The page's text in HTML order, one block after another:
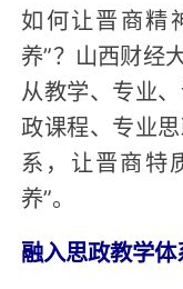
如何让晋商精
养”？山西财经
从教学、专业
政课程、专业
系，让晋商特
养”。
融入思政教学